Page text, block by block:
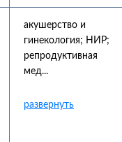
акушерство и
гинекология; НИР;
репродуктивная
мед...